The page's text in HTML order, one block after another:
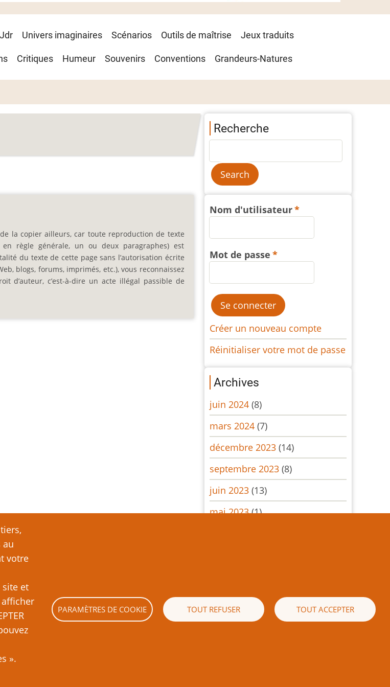
Univers imaginaires Scénarios Outils de maîtrise Jeux traduits
Critiques Humeur Souvenirs Conventions Grandeurs-Natures
au
votre
site et
».
PARAMÈTRES DE COOKIE TOUT REFUSER TOUT ACCEPTER
la copier ailleurs, car toute reproduction de texte
en règle générale, un ou deux paragraphes) est
du texte de cette page sans l’autorisation écrite
blogs, forums, imprimés, etc.), vous reconnaissez
d’auteur, c’est-à-dire un acte illégal passible de
Recherche
Nom d'utilisateur
Mot de passe
Créer un nouveau compte
Réinitialiser votre mot de passe
Archives
juin 2024 (8)
mars 2024 (7)
décembre 2023 (14)
septembre 2023 (8)
juin 2023 (13)
mai 2023(1)
septembre 2022(10)
Pagination
Page
Page